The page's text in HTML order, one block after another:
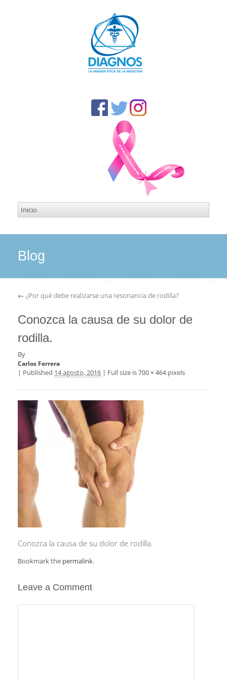
Blog
← ¿Por qué debe realizarse una resonancia de rodilla?
Conozca la causa de su dolor de
rodilla.
By
Carlos Ferrera
| Published 14 agosto, 2016 | Full size is700 × 464 pixels
Conozca la causa de su dolor de rodilla.
Bookmark the permalink.
Leave a Comment